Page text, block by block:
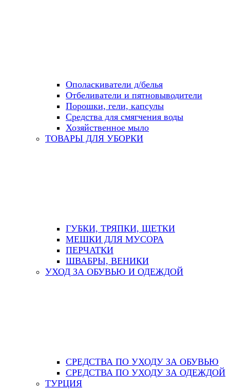
Ополаскиватели д/белья
Отбеливатели и пятновыводители
Порошки, гели, капсулы
Средства для смягчения воды
Хозяйственное мыло
ТОВАРЫ ДЛЯ УБОРКИ
ГУБКИ, ТРЯПКИ, ЩЕТКИ
МЕШКИ ДЛЯ МУСОРА
ПЕРЧАТКИ
ШВАБРЫ, ВЕНИКИ
УХОД ЗА ОБУВЬЮ И ОДЕЖДОЙ
СРЕДСТВА ПО УХОДУ ЗА ОБУВЬЮ
СРЕДСТВА ПО УХОДУ ЗА ОДЕЖДОЙ
ТУРЦИЯ